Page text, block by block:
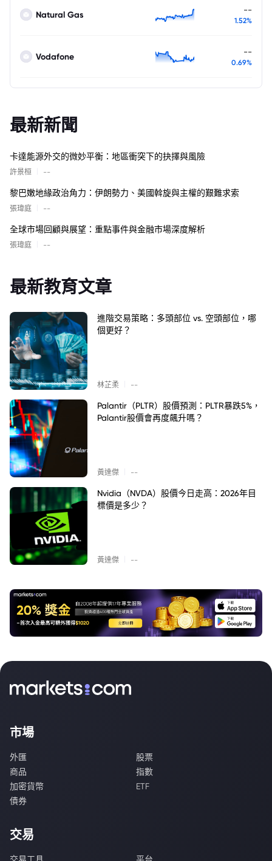
Natural Gas --
1.52%
Vodafone --
0.69%
最新新聞
卡達能源外交的微妙平衡：地區衝突下的抉擇與風險
許景桓 --
黎巴嫩地緣政治角力：伊朗勢力、美國斡旋與主權的艱難求索
張瑋庭 --
全球市場回顧與展望：重點事件與金融市場深度解析
張瑋庭 --
最新教育文章
進階交易策略：多頭部位 vs. 空頭部位，哪
個更好？
林芷柔 --
Palantir（PLTR）股價預測：PLTR暴跌5%，
Palantir股價會再度飆升嗎？
黃達傑 --
Nvidia（NVDA）股價今日走高：2026年目
標價是多少？
黃達傑 --
市場
外匯
股票
商品
指數
加密貨幣
ETF
債券
交易
交易工具
平台